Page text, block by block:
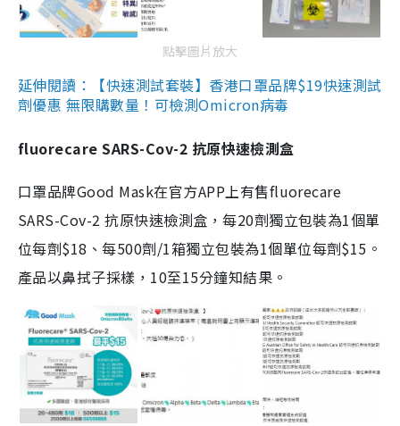
點擊圖片放大
延伸閱讀：【快速測試套裝】香港口罩品牌$19快速測試
劑優惠 無限購數量！可檢測Omicron病毒
fluorecare SARS-Cov-2 抗原快速檢測盒
口罩品牌Good Mask在官方APP上有售fluorecare
SARS-Cov-2 抗原快速檢測盒，每20劑獨立包裝為1個單
位每劑$18、每500劑/1箱獨立包裝為1個單位每劑$15。
產品以鼻拭子採樣，10至15分鐘知結果。